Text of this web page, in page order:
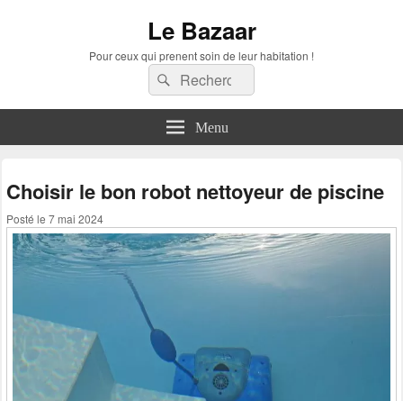
Le Bazaar
Pour ceux qui prenent soin de leur habitation !
Recherche :
Rechercher
Menu
Choisir le bon robot nettoyeur de piscine
Posté le 7 mai 2024